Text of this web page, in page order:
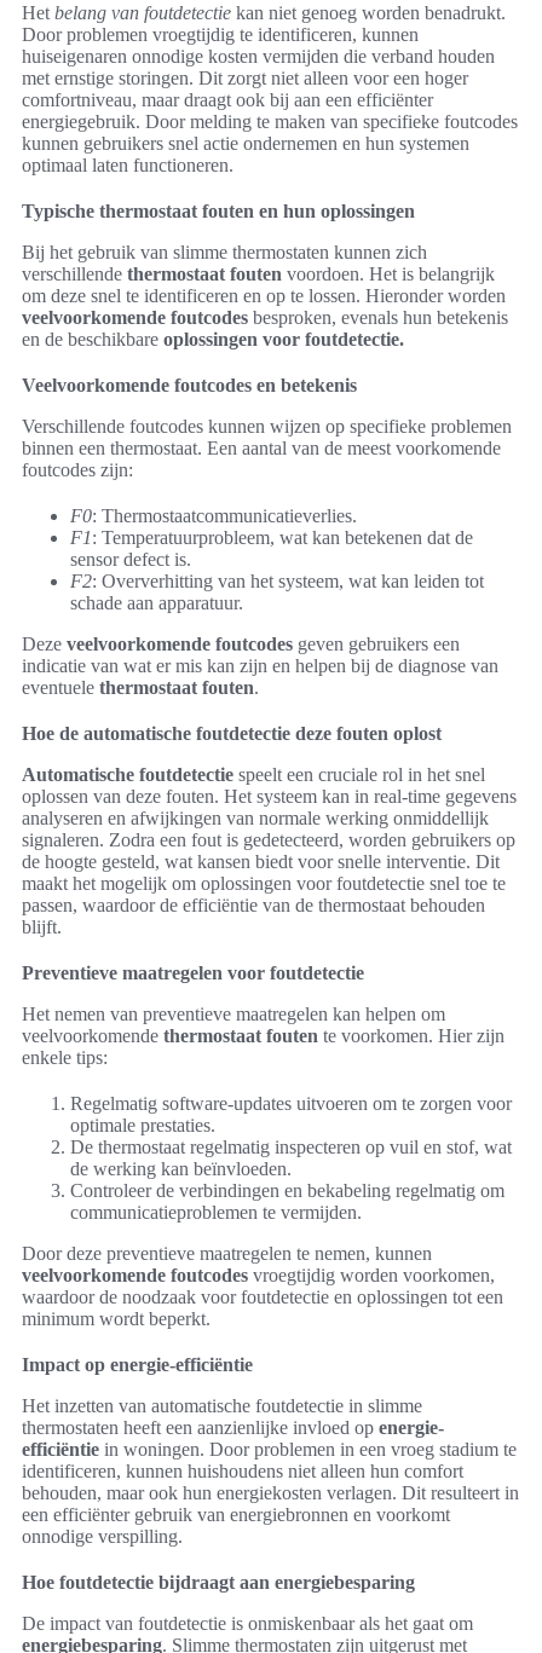
Het belang van foutdetectie kan niet genoeg worden benadrukt.
Door problemen vroegtijdig te identificeren, kunnen
huiseigenaren onnodige kosten vermijden die verband houden
met ernstige storingen. Dit zorgt niet alleen voor een hoger
comfortniveau, maar draagt ook bij aan een efficiënter
energiegebruik. Door melding te maken van specifieke foutcodes
kunnen gebruikers snel actie ondernemen en hun systemen
optimaal laten functioneren.
Typische thermostaat fouten en hun oplossingen
Bij het gebruik van slimme thermostaten kunnen zich
verschillende thermostaat fouten voordoen. Het is belangrijk
om deze snel te identificeren en op te lossen. Hieronder worden
veelvoorkomende foutcodes besproken, evenals hun betekenis
en de beschikbare oplossingen voor foutdetectie.
Veelvoorkomende foutcodes en betekenis
Verschillende foutcodes kunnen wijzen op specifieke problemen
binnen een thermostaat. Een aantal van de meest voorkomende
foutcodes zijn:
F0: Thermostaatcommunicatieverlies.
F1: Temperatuurprobleem, wat kan betekenen dat de
sensor defect is.
F2: Oververhitting van het systeem, wat kan leiden tot
schade aan apparatuur.
Deze veelvoorkomende foutcodes geven gebruikers een
indicatie van wat er mis kan zijn en helpen bij de diagnose van
eventuele thermostaat fouten.
Hoe de automatische foutdetectie deze fouten oplost
Automatische foutdetectie speelt een cruciale rol in het snel
oplossen van deze fouten. Het systeem kan in real-time gegevens
analyseren en afwijkingen van normale werking onmiddellijk
signaleren. Zodra een fout is gedetecteerd, worden gebruikers op
de hoogte gesteld, wat kansen biedt voor snelle interventie. Dit
maakt het mogelijk om oplossingen voor foutdetectie snel toe te
passen, waardoor de efficiëntie van de thermostaat behouden
blijft.
Preventieve maatregelen voor foutdetectie
Het nemen van preventieve maatregelen kan helpen om
veelvoorkomende thermostaat fouten te voorkomen. Hier zijn
enkele tips:
Regelmatig software-updates uitvoeren om te zorgen voor
optimale prestaties.
De thermostaat regelmatig inspecteren op vuil en stof, wat
de werking kan beïnvloeden.
Controleer de verbindingen en bekabeling regelmatig om
communicatieproblemen te vermijden.
Door deze preventieve maatregelen te nemen, kunnen
veelvoorkomende foutcodes vroegtijdig worden voorkomen,
waardoor de noodzaak voor foutdetectie en oplossingen tot een
minimum wordt beperkt.
Impact op energie-efficiëntie
Het inzetten van automatische foutdetectie in slimme
thermostaten heeft een aanzienlijke invloed op energie-
efficiëntie in woningen. Door problemen in een vroeg stadium te
identificeren, kunnen huishoudens niet alleen hun comfort
behouden, maar ook hun energiekosten verlagen. Dit resulteert in
een efficiënter gebruik van energiebronnen en voorkomt
onnodige verspilling.
Hoe foutdetectie bijdraagt aan energiebesparing
De impact van foutdetectie is onmiskenbaar als het gaat om
energiebesparing. Slimme thermostaten zijn uitgerust met